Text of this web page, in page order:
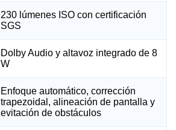
230 lúmenes ISO con certificación
SGS
Dolby Audio y altavoz integrado de 8
W
Enfoque automático, corrección
trapezoidal, alineación de pantalla y
evitación de obstáculos